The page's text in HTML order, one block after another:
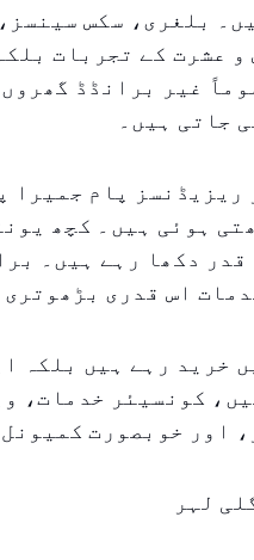
بلغری، سکس
و عشرت کے تجربات
غیر برانڈڈ
پام جمیرا
ہوئی ہیں۔ کچھ
تک زیادہ قدر دکھا رہے
اس قدری بڑھوتری
خرید رہے ہیں بلکہ
کونسیئر خدمات،
اور خوبصورت کمیونل
لہر